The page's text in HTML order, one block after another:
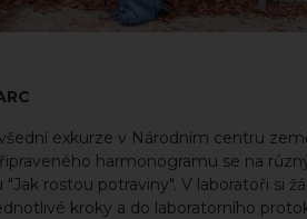
exkurze v Národním centru
harmonogramu se na
rostou potraviny". V laboratoři si
kroky a do laboratorního